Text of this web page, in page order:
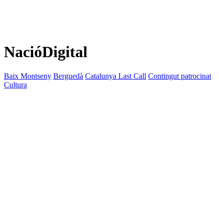
NacióDigital
Baix Montseny Berguedà Catalunya Last Call Contingut patrocinat
Cultura